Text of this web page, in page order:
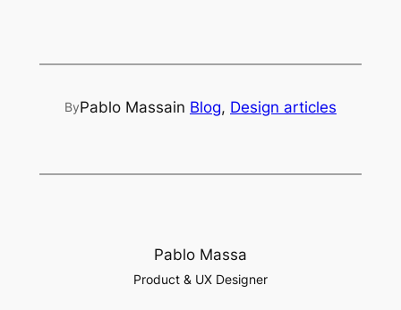
ByPablo Massain Blog, Design articles
Pablo Massa
Product & UX Designer